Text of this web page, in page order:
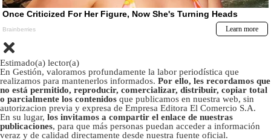
Estimado(a) lector(a)
En Gestión, valoramos profundamente la labor periodística que
realizamos para mantenerlos informados. Por ello, les recordamos que
no está permitido, reproducir, comercializar, distribuir, copiar total
o parcialmente los contenidos que publicamos en nuestra web, sin
autorizacion previa y expresa de Empresa Editora El Comercio S.A.
En su lugar, los invitamos a compartir el enlace de nuestras
publicaciones, para que más personas puedan acceder a información
veraz y de calidad directamente desde nuestra fuente oficial.